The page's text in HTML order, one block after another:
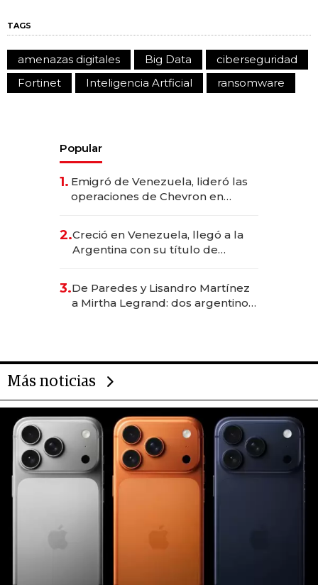
TAGS
amenazas digitales Big Data
ciberseguridad
Fortinet
Inteligencia Artficial ransomware
Popular
1. Emigró de Venezuela, lideró las
operaciones de Chevron en
2.Creció en Venezuela, llegó a la
Argentina con su título de
las marcas "fast premium"
3.De Paredes y Lisandro Martínez
a Mirtha Legrand: dos argentinos
Más noticias